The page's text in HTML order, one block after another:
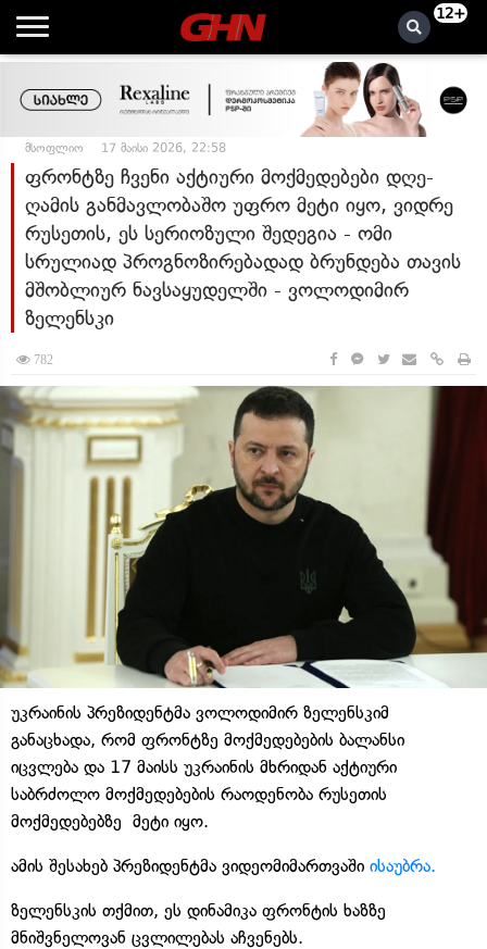
12+
მსოფლიო 17 მაისი 2026, 22:58
ფრონტზე ჩვენი აქტიური მოქმედებები დღე-
ღამის განმავლობაშო უფრო მეტი იყო, ვიდრე
რუსეთის, ეს სერიოზული შედეგია - ომი
სრულიად პროგნოზირებადად ბრუნდება თავის
მშობლიურ ნავსაყუდელში - ვოლოდიმირ
ზელენსკი
782
უკრაინის პრეზიდენტმა ვოლოდიმირ ზელენსკიმ
განაცხადა, რომ ფრონტზე მოქმედებების ბალანსი
იცვლება და 17 მაისს უკრაინის მხრიდან აქტიური
საბრძოლო მოქმედებების რაოდენობა რუსეთის
მოქმედებებზე მეტი იყო.
ამის შესახებ პრეზიდენტმა ვიდეომიმართვაში ისაუბრა.
ზელენსკის თქმით, ეს დინამიკა ფრონტის ხაზზე
მნიშვნელოვან ცვლილებას აჩვენებს.